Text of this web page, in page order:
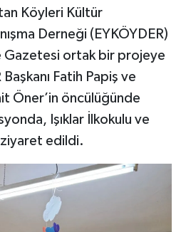
Köyleri Kültür
Derneği (EYKÖYDER)
Gazetesi ortak bir projeye
Fatih Papiş ve
Öner’in öncülüğünde
Işıklar İlkokulu ve
ziyaret edildi.